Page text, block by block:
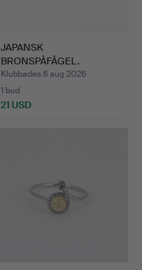
JAPANSK
BRONSPÅFÅGEL.
Klubbades 6 aug 2026
1 bud
21 USD